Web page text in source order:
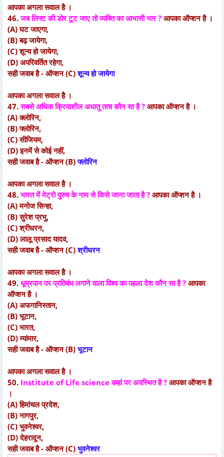
आपका अगला सवाल है ।
46.जब लिफ्ट की डोर टूट जाए तो व्यक्ति का आभासी भार ? आपका ऑप्शन है ।
(A) घट जाएगा,
(B) बढ़ जायेगा,
(C) शून्य हो जायेगा,
(D) अपरिवर्तित रहेगा,
सही जवाब है - ऑप्शन (C)शून्य हो जायेगा
आपका अगला सवाल है ।
47.सबसे अधिक क्रियाशील अधातु तत्व कौन सा है ? आपका ऑप्शन है ।
(A) क्लोरिन,
(B) फ्लोरिन,
(C) सीजियम,
(D) इनमें से कोई नहीं,
सही जवाब है - ऑप्शन (B)फ्लोरिन
आपका अगला सवाल है ।
48. भारत में मेट्रो पुरुष के नाम से किसे जाना जाता है ? आपका ऑप्शन है ।
(A) मनोज सिन्हा,
(B) सुरेश प्रभु,
(C) श्रीधरन,
(D) लालू प्रसाद यादव,
सही जवाब है - ऑप्शन (C)श्रीधरन
आपका अगला सवाल है ।
49. धूम्रपान पर प्रतिबंध लगाने वाला विश्व का पहला देश कौन सा है ? आपका
ऑप्शन है ।
(A) अफगानिस्तान,
(B) भूटान,
(C) भारत,
(D) म्यांमार,
सही जवाब है - ऑप्शन (B) भूटान
आपका अगला सवाल है ।
50. Institute of Life science कहां पर अवस्थित है ? आपका ऑप्शन है
।
(A) हिमांचल प्रदेश,
(B) नागपुर,
(C) भुवनेश्वर,
(D) देहरादून,
सही जवाब है - ऑप्शन (C) भुवनेश्वर